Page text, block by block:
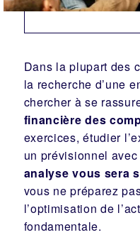
Dans la plupart des
la recherche d’une
chercher à se
financière des
exercices, étudier
un prévisionnel
analyse vous sera
vous ne préparez
l’optimisation de
fondamentale.